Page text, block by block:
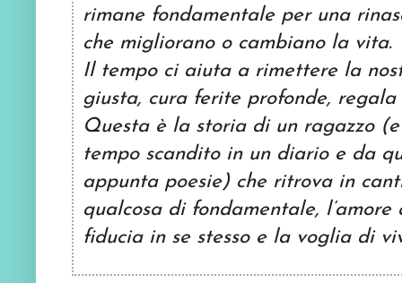
rimane fondamentale per una
che migliorano o cambiano la vita.
Il tempo ci aiuta a rimettere la
giusta, cura ferite profonde, regala
Questa è la storia di un ragazzo
tempo scandito in un diario e da
appunta poesie) che ritrova in
qualcosa di fondamentale,
fiducia in se stesso e la voglia di